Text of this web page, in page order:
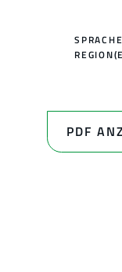
PDF